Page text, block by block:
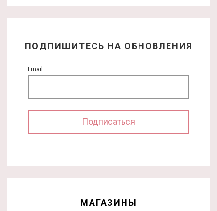
ПОДПИШИТЕСЬ НА ОБНОВЛЕНИЯ
Email
МАГАЗИНЫ